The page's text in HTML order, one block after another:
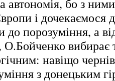
автономія, бо з
і дочекаємося
порозуміння, а
О.Бойченко
навіщо
з донецьким